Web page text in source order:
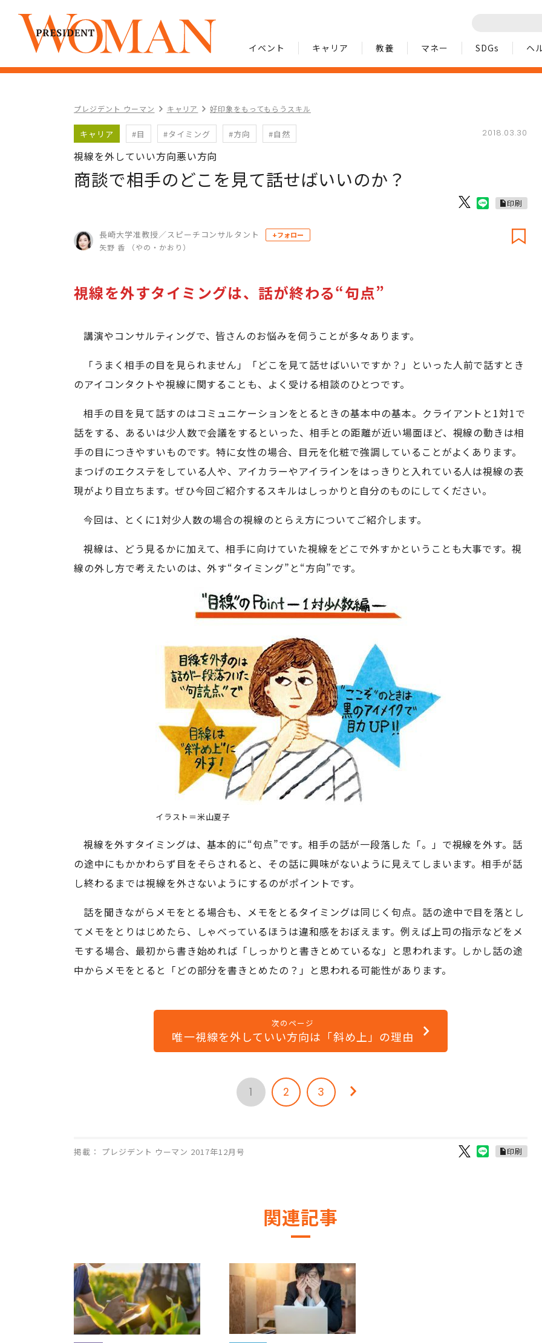
イベント キャリア 教養 マネー SDGs ヘ
プレジデント ウーマン キャリア 好印象をもってもらうスキル
キャリア #目 #タイミング #方向 #自然 2018.03.30
視線を外していい方向悪い方向
商談で相手のどこを見て話せばいいのか？
印刷
長崎大学准教授／スピーチコンサルタント
矢野 香 （やの・かおり）
+フォロー
視線を外すタイミングは、話が終わる“句点”
講演やコンサルティングで、皆さんのお悩みを伺うことが多々あります。
「うまく相手の目を見られません」「どこを見て話せばいいですか？」といった人前で話すとき
のアイコンタクトや視線に関することも、よく受ける相談のひとつです。
相手の目を見て話すのはコミュニケーションをとるときの基本中の基本。クライアントと1対1で
話をする、あるいは少人数で会議をするといった、相手との距離が近い場面ほど、視線の動きは相
手の目につきやすいものです。特に女性の場合、目元を化粧で強調していることがよくあります。
まつげのエクステをしている人や、アイカラーやアイラインをはっきりと入れている人は視線の表
現がより目立ちます。ぜひ今回ご紹介するスキルはしっかりと自分のものにしてください。
今回は、とくに1対少人数の場合の視線のとらえ方についてご紹介します。
視線は、どう見るかに加えて、相手に向けていた視線をどこで外すかということも大事です。視
線の外し方で考えたいのは、外す“タイミング”と“方向”です。
イラスト＝米山夏子
視線を外すタイミングは、基本的に“句点”です。相手の話が一段落した「。」で視線を外す。話
の途中にもかかわらず目をそらされると、その話に興味がないように見えてしまいます。相手が話
し終わるまでは視線を外さないようにするのがポイントです。
話を聞きながらメモをとる場合も、メモをとるタイミングは同じく句点。話の途中で目を落とし
てメモをとりはじめたら、しゃべっているほうは違和感をおぼえます。例えば上司の指示などをメ
モする場合、最初から書き始めれば「しっかりと書きとめているな」と思われます。しかし話の途
中からメモをとると「どの部分を書きとめたの？」と思われる可能性があります。
次のページ
唯一視線を外していい方向は「斜め上」の理由
1 2 3
掲載： プレジデント ウーマン 2017年12月号 印刷
関連記事